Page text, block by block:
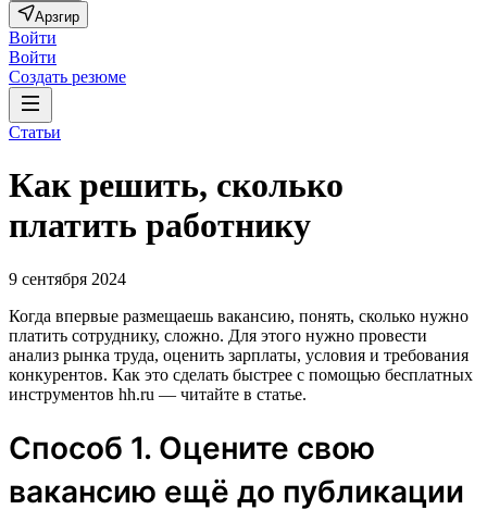
Арзгир
Войти
Войти
Создать резюме
Статьи
Как решить, сколько
платить работнику
9 сентября 2024
Когда впервые размещаешь вакансию, понять, сколько нужно
платить сотруднику, сложно. Для этого нужно провести
анализ рынка труда, оценить зарплаты, условия и требования
конкурентов. Как это сделать быстрее с помощью бесплатных
инструментов hh.ru — читайте в статье.
Способ 1. Оцените свою
вакансию ещё до публикации